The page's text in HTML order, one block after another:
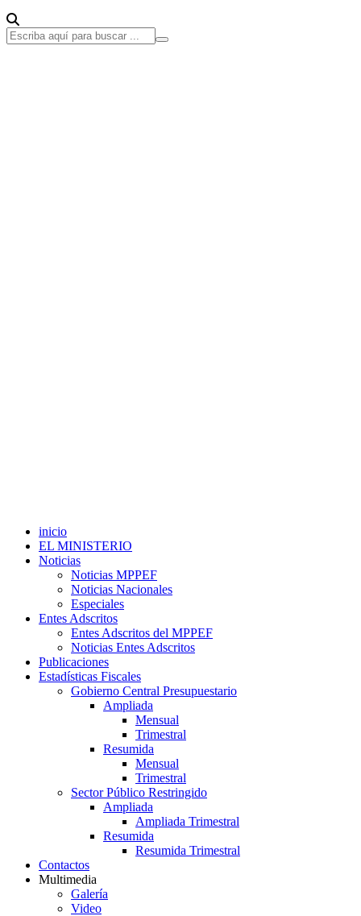
inicio
EL MINISTERIO
Noticias
Noticias MPPEF
Noticias Nacionales
Especiales
Entes Adscritos
Entes Adscritos del MPPEF
Noticias Entes Adscritos
Publicaciones
Estadísticas Fiscales
Gobierno Central Presupuestario
Ampliada
Mensual
Trimestral
Resumida
Mensual
Trimestral
Sector Público Restringido
Ampliada
Ampliada Trimestral
Resumida
Resumida Trimestral
Contactos
Multimedia
Galería
Video